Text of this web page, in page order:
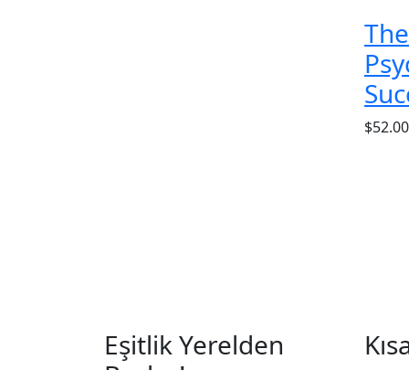
$52.00
Eşitlik Yerelden